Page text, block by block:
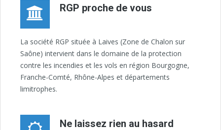
RGP proche de vous
La société RGP située à Laives (Zone de Chalon sur
Saône) intervient dans le domaine de la protection
contre les incendies et les vols en région Bourgogne,
Franche-Comté, Rhône-Alpes et départements
limitrophes.
Ne laissez rien au hasard